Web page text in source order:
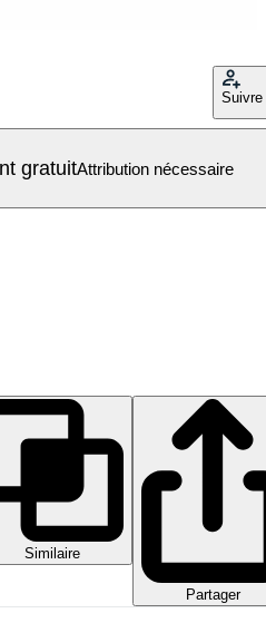
Suivre
gratuitAttribution nécessaire
Similaire
Partager